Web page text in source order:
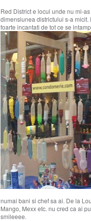
Red District e locul unde nu mi-
dimensiunea districtului s-a
foarte incantati de tot ce se
numai bani si chef sa ai. De la
Mango, Mexx etc. nu cred ca ai
smileeee.